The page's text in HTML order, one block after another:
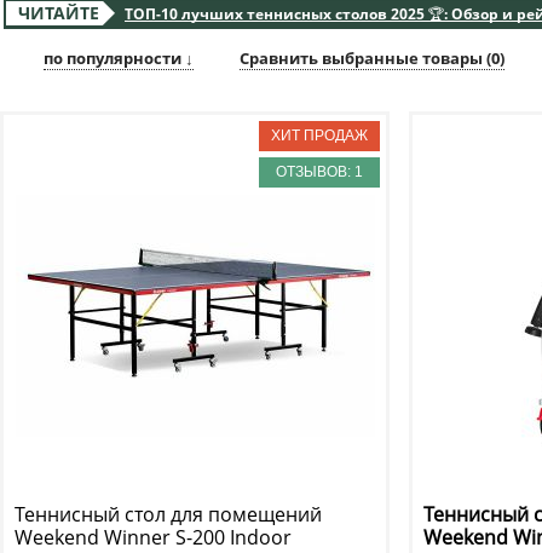
ЧИТАЙТЕ ТОП-10 лучших теннисных столов 2025 🏆: Обзор и
по популярности ↓ Сравнить выбранные товары (0)
ОТЗЫВОВ: 1
Теннисный стол для помещений
Weekend Winner S-200 Indoor
Теннисный
Weekend